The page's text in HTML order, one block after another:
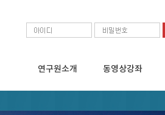
연구원소개 동영상강좌